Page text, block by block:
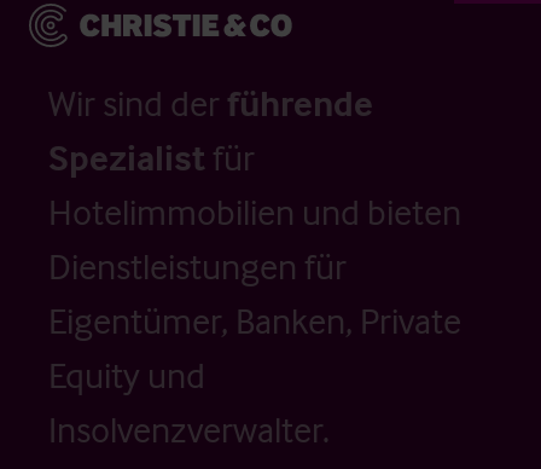
Wir sind der führende
Spezialistfür
Hotelimmobilien und bieten
Dienstleistungen für
Eigentümer, Banken, Private
Equity und
Insolvenzverwalter.